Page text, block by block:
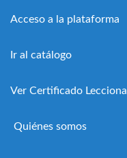
Acceso a la plataforma
Ir al catálogo
Ver Certificado Lecciona
Quiénes somos